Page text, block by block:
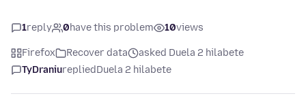
1reply 0have this problem 10views
Firefox Recover data
asked Duela 2 hilabete
TyDraniurepliedDuela 2 hilabete